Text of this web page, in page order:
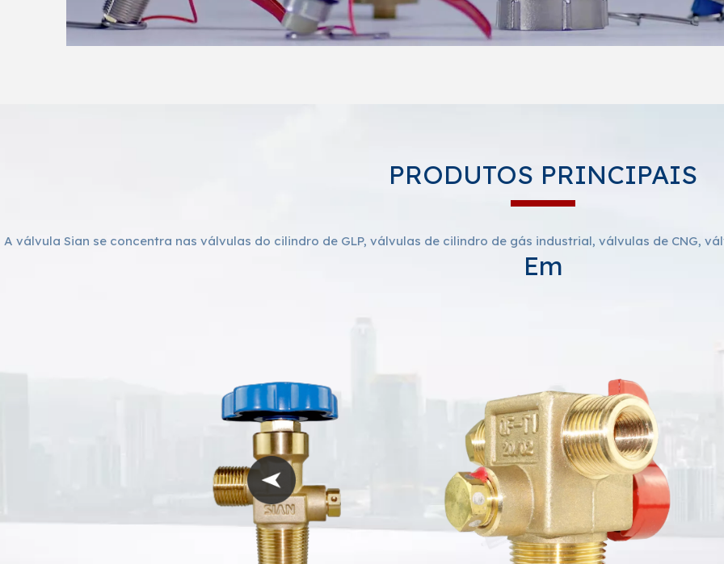
PRODUTOS PRINCIPAIS
A válvula Sian se concentra nas válvulas do cilindro de GLP, válvulas de cilindro de gás industrial, válvulas de CNG,
Em